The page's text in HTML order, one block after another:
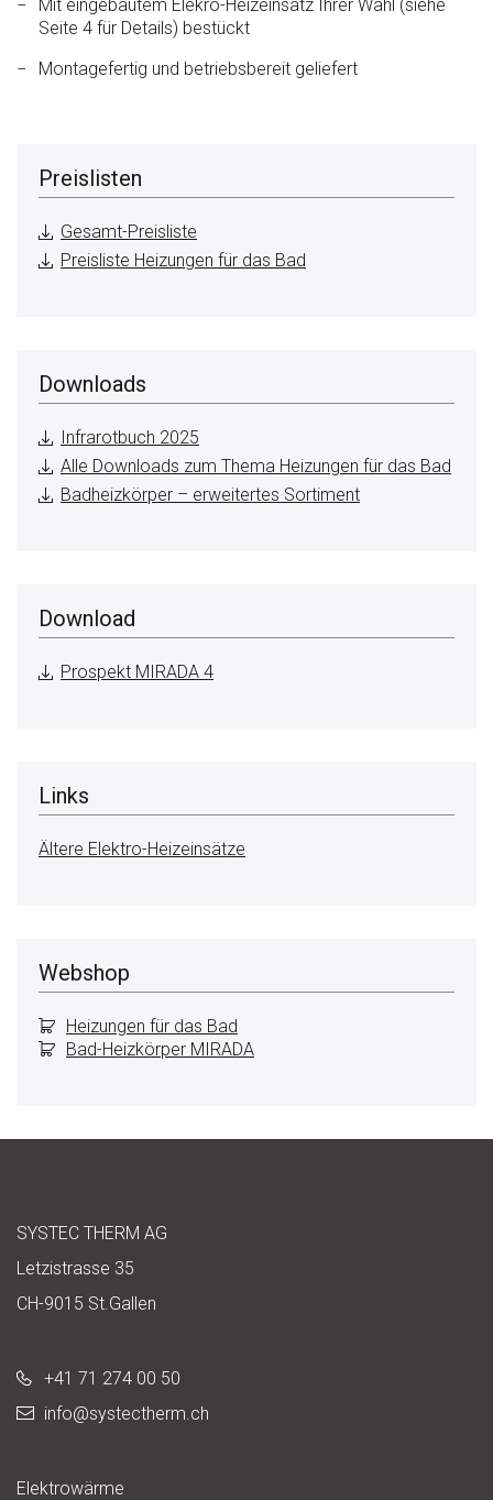
Mit eingebautem Elekro-Heizeinsatz Ihrer Wahl (siehe
Seite 4 für Details) bestückt
Montagefertig und betriebsbereit geliefert
Preislisten
Gesamt-Preisliste
Preisliste Heizungen für das Bad
Downloads
Infrarotbuch 2025
Alle Downloads zum Thema Heizungen für das Bad
Badheizkörper – erweitertes Sortiment
Download
Prospekt MIRADA 4
Links
Ältere Elektro-Heizeinsätze
Webshop
Heizungen für das Bad
Bad-Heizkörper MIRADA
SYSTEC THERM AG
Letzistrasse 35
CH-9015 St.Gallen
+41 71 274 00 50
info@systectherm.ch
Elektrowärme